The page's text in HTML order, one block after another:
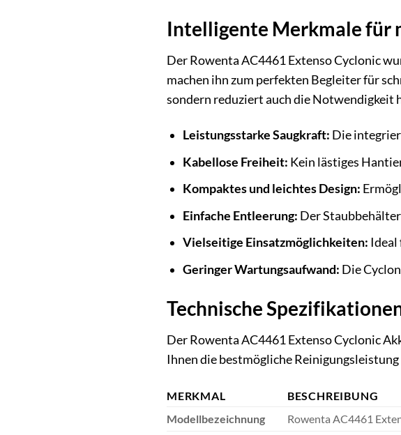
Intelligente Merkmale für
Der Rowenta AC4461 Extenso Cyclonic
machen ihn zum perfekten Begleiter für
sondern reduziert auch die Notwendigkeit
Leistungsstarke Saugkraft: Die
Kabellose Freiheit: Kein lästiges
Kompaktes und leichtes Design:
Einfache Entleerung: Der
Vielseitige Einsatzmöglichkeiten: Ideal
Geringer Wartungsaufwand: Die
Technische
Der Rowenta AC4461 Extenso Cyclonic
Ihnen die bestmögliche Reinigungsleistung
MERKMAL
BESCHREIBUNG
Modellbezeichnung
Rowenta AC4461